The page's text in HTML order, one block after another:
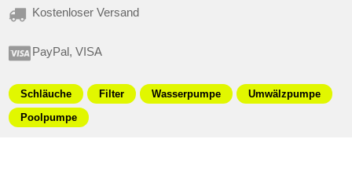
Kostenloser Versand
PayPal, VISA
Schläuche Filter Wasserpumpe
Umwälzpumpe
Poolpumpe